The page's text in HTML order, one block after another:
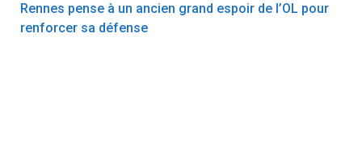
Rennes pense à un ancien grand espoir de l’OL pour
renforcer sa défense